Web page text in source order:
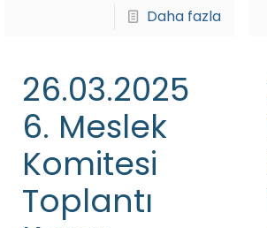
Daha fazla
26.03.2025
6. Meslek
Komitesi
Toplantı